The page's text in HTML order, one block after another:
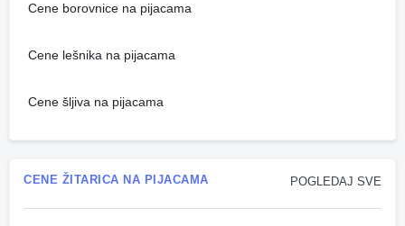
Cene borovnice na pijacama
Cene lešnika na pijacama
Cene šljiva na pijacama
POGLEDAJ SVE
CENE ŽITARICA NA PIJACAMA